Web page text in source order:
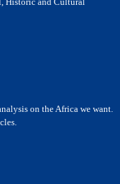
on the Africa we want.